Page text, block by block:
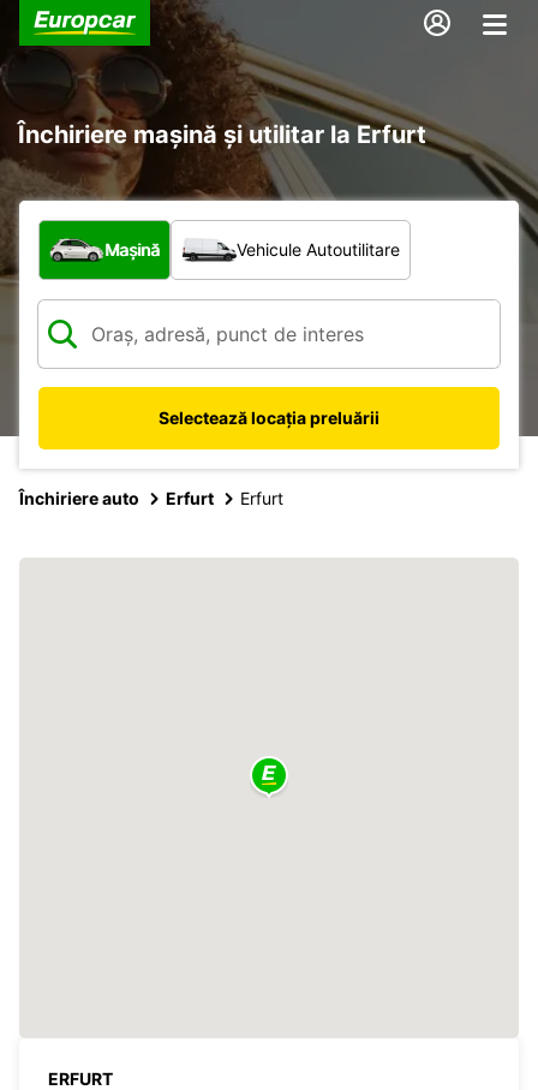
Închiriere mașină și utilitar la Erfurt
Ce tip de vehicul?
Mașină Vehicule Autoutilitare
Selectează locația preluării
Închiriere auto Erfurt Erfurt
ERFURT